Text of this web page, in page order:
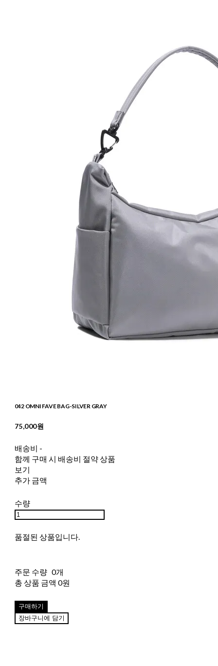
042 OMNI FAVE BAG-SILVER GRAY
75,000원
배송비 -
함께 구매 시 배송비 절약 상품
보기
추가 금액
수량
품절된 상품입니다.
주문 수량 0개
총 상품 금액 0원
구매하기
장바구니에 담기